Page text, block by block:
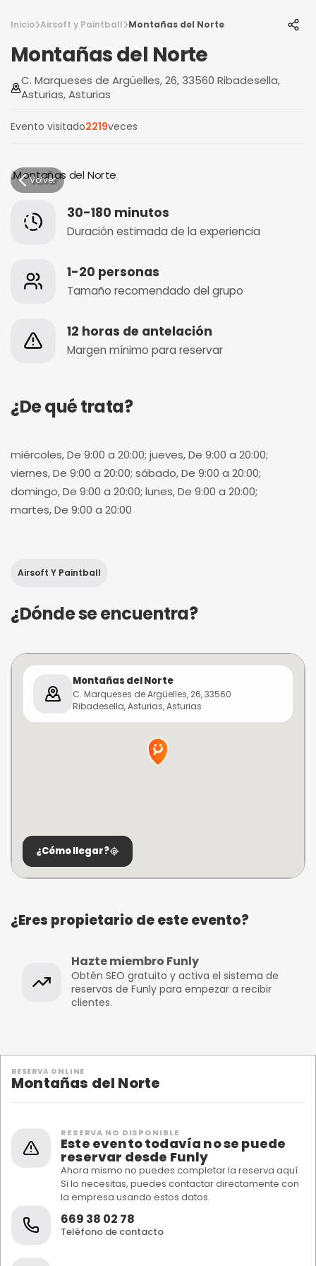
Inicio Airsoft y Paintball Montañas del Norte
Montañas del Norte
C. Marqueses de Argüelles, 26, 33560 Ribadesella,
Asturias, Asturias
Evento visitado2219veces
Volver
30-180 minutos
Duración estimada de la experiencia
1-20 personas
Tamaño recomendado del grupo
12 horas de antelación
Margen mínimo para reservar
¿De qué trata?
miércoles, De 9:00 a 20:00; jueves, De 9:00 a 20:00;
viernes, De 9:00 a 20:00; sábado, De 9:00 a 20:00;
domingo, De 9:00 a 20:00; lunes, De 9:00 a 20:00;
martes, De 9:00 a 20:00
Airsoft Y Paintball
¿Dónde se encuentra?
Montañas del Norte
C. Marqueses de Argüelles, 26, 33560
Ribadesella, Asturias, Asturias
¿Cómo llegar?
¿Eres propietario de este evento?
Hazte miembro Funly
Obtén SEO gratuito y activa el sistema de
reservas de Funly para empezar a recibir
clientes.
RESERVA ONLINE
Montañas del Norte
RESERVA NO DISPONIBLE
Este evento todavía no se puede
reservar desde Funly
Ahora mismo no puedes completar la reserva aquí.
Si lo necesitas, puedes contactar directamente con
la empresa usando estos datos.
669 38 02 78
Teléfono de contacto